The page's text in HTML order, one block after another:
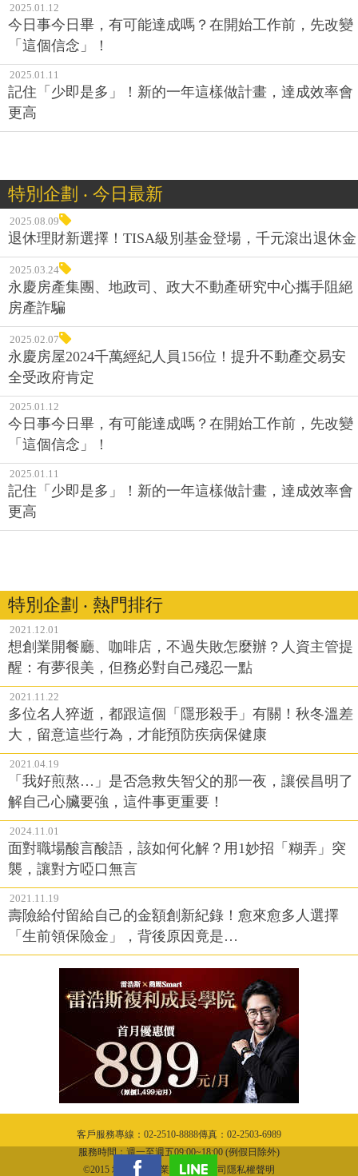
2025.01.12
今日事今日畢，有可能達成嗎？在開始工作前，先改變
「這個信念」！
2025.01.11
記住「少即是多」！新的一年這樣做計畫，達成效率會
更高
特別企劃 ‧ 今日最新
2025.08.09
退休理財新選擇！TISA級別基金登場，千元滾出退休金
2025.03.24
永慶房產集團、地政司、政大不動產研究中心攜手阻絕
房產詐騙
2025.02.07
永慶房屋2024千萬經紀人員156位！提升不動產交易安
全受政府肯定
2025.01.12
今日事今日畢，有可能達成嗎？在開始工作前，先改變
「這個信念」！
2025.01.11
記住「少即是多」！新的一年這樣做計畫，達成效率會
更高
特別企劃 ‧ 熱門排行
2021.12.01
想創業開餐廳、咖啡店，不過失敗怎麼辦？人資主管提
醒：有夢很美，但務必對自己殘忍一點
2021.11.22
多位名人猝逝，都跟這個「隱形殺手」有關！秋冬溫差
大，留意這些行為，才能預防疾病保健康
2021.04.19
「我好煎熬…」是否急救失智父的那一夜，讓侯昌明了
解自己心臟要強，這件事更重要！
2024.11.01
面對職場酸言酸語，該如何化解？用1妙招「糊弄」突
襲，讓對方啞口無言
2021.11.19
壽險給付留給自己的金額創新紀錄！愈來愈多人選擇
「生前領保險金」，背後原因竟是…
客戶服務專線：02-2510-8888傳真：02-2503-6989
服務時間：週一至週五09:00~18:00 (例假日除外)
©2015 城邦文化事業股份有限公司隱私權聲明